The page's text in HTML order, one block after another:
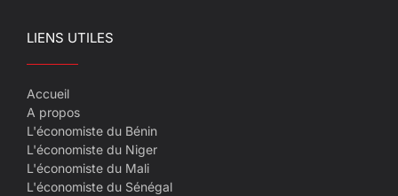
LIENS UTILES
Accueil
A propos
L'économiste du Bénin
L'économiste du Niger
L'économiste du Mali
L'économiste du Sénégal